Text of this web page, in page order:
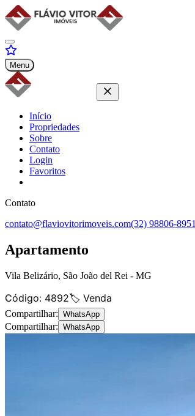
Menu
Início
Propriedades
Sobre
Contato
Login
Favoritos
Contato
contato@flaviovitorimoveis.com(32) 98806-8951
Apartamento
Vila Belizário, São João del Rei - MG
Código: 4892🏷️ Venda
Compartilhar: WhatsApp
Compartilhar: WhatsApp